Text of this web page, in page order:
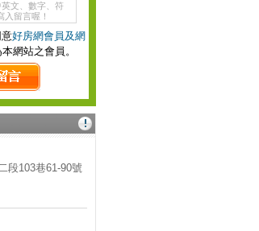
文、數字、符
留言喔！
好房網會員及網
本網站之會員。
段103巷61-90號